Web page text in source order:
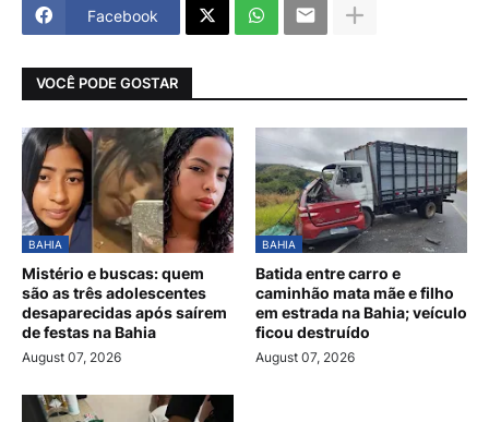
Facebook
VOCÊ PODE GOSTAR
BAHIA
Mistério e buscas: quem
são as três adolescentes
desaparecidas após saírem
de festas na Bahia
August 07, 2026
BAHIA
Batida entre carro e
caminhão mata mãe e filho
em estrada na Bahia; veículo
ficou destruído
August 07, 2026